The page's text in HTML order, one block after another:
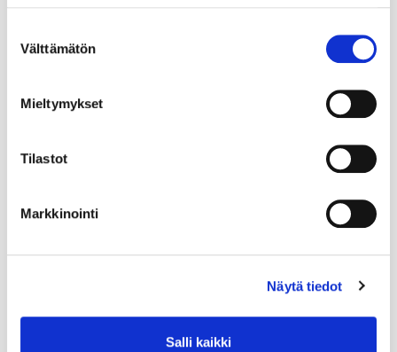
valinta
Välttämätön
Mieltymykset
Tilastot
Markkinointi
Näytä tiedot
Salli kaikki